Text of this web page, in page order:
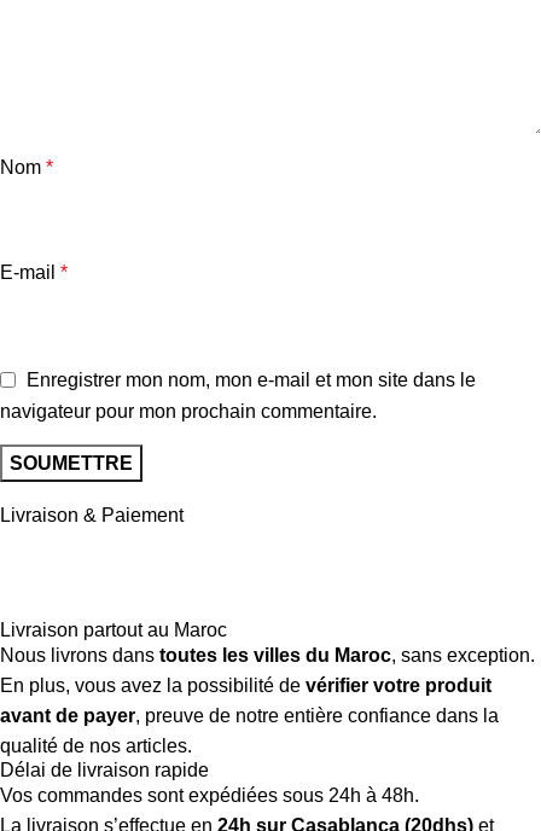
Nom *
E-mail *
Enregistrer mon nom, mon e-mail et mon site dans le
navigateur pour mon prochain commentaire.
Livraison & Paiement
Livraison partout au Maroc
Nous livrons dans toutes les villes du Maroc, sans exception.
En plus, vous avez la possibilité de vérifier votre produit
avant de payer, preuve de notre entière confiance dans la
qualité de nos articles.
Délai de livraison rapide
Vos commandes sont expédiées sous 24h à 48h.
La livraison s’effectue en 24h sur Casablanca (20dhs) et